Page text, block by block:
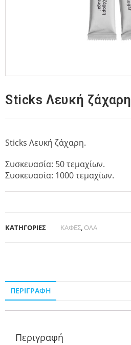
Sticks Λευκή ζάχαρη
Sticks Λευκή ζάχαρη.
Συσκευασία: 50 τεμαχίων.
Συσκευασία: 1000 τεμαχίων.
ΚΑΤΗΓΟΡΙΕΣ ΚΑΦΕΣ, ΟΛΑ
ΠΕΡΙΓΡΑΦΉ
Περιγραφή